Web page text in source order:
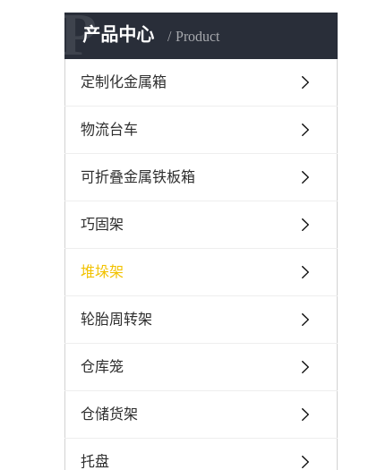
产品中心 Product
P
定制化金属箱
物流台车
可折叠金属铁板箱
巧固架
堆垛架
轮胎周转架
仓库笼
仓储货架
托盘